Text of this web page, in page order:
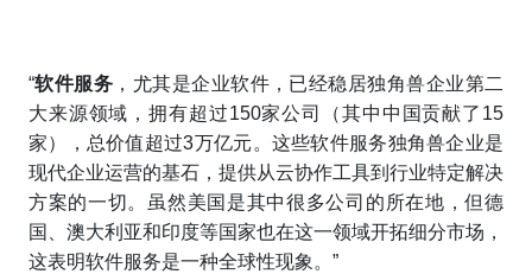
“软件服务 ，尤其是企业软件，已经稳居独角兽企业第二
大来源领域，拥有超过150家公司（其中中国贡献了15
家），总价值超过3万亿元。这些软件服务独角兽企业是
现代企业运营的基石，提供从云协作工具到行业特定解决
方案的一切。虽然美国是其中很多公司的所在地，但德
国、澳大利亚和印度等国家也在这一领域开拓细分市场，
这表明软件服务是一种全球性现象。”